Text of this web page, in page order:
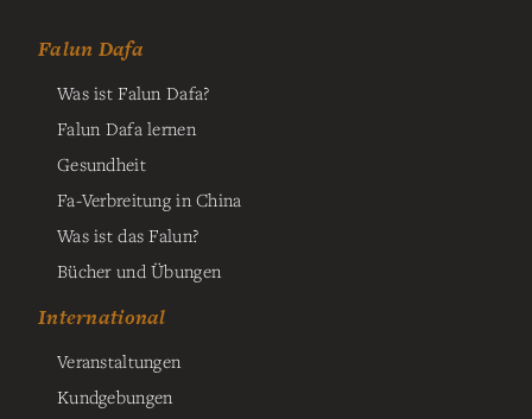
Falun Dafa
Was ist Falun Dafa?
Falun Dafa lernen
Gesundheit
Fa-Verbreitung in China
Was ist das Falun?
Bücher und Übungen
International
Veranstaltungen
Kundgebungen